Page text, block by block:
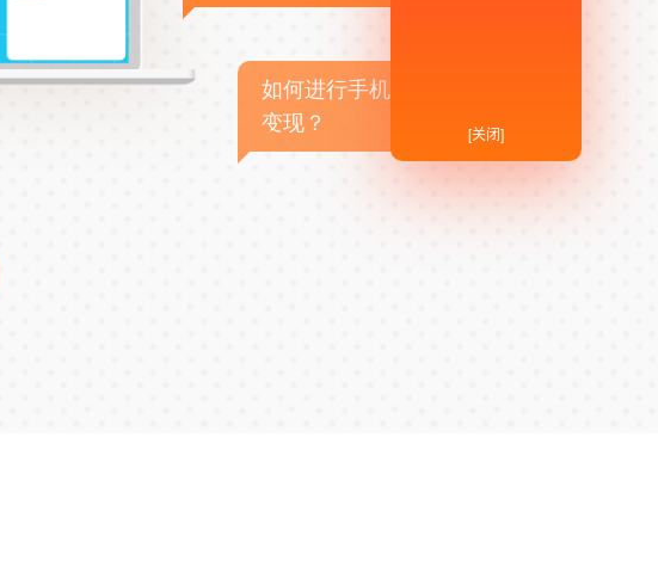
如何进行手机APP商业
变现？
[关闭]